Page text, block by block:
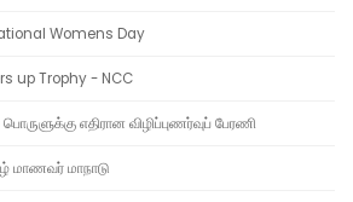
Womens Day
up Trophy - NCC
எதிரான விழிப்புணர்வுப் பேரணி
மாணவர் மாநாடு